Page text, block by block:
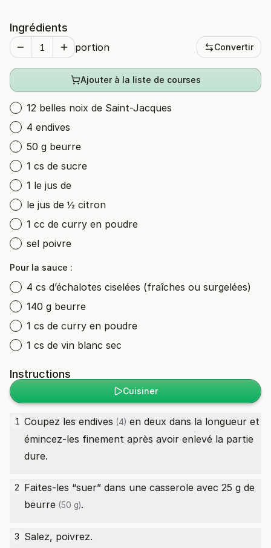
Ingrédients
portion Convertir
Ajouter à la liste de courses
12 belles noix de Saint-Jacques
4 endives
50 g beurre
1 cs de sucre
1 le jus de
le jus de ½ citron
1 cc de curry en poudre
sel poivre
Pour la sauce :
4 cs d’échalotes ciselées (fraîches ou surgelées)
140 g beurre
1 cs de curry en poudre
1 cs de vin blanc sec
Instructions
Cuisiner
1 Coupez les endives (4) en deux dans la longueur et
émincez-les finement après avoir enlevé la partie
dure.
2 Faites-les “suer” dans une casserole avec 25 g de
beurre (50 g).
3 Salez, poivrez.